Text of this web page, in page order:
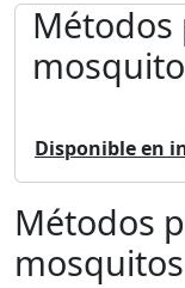
Métodos
Disponible en
Métodos
mosquitos